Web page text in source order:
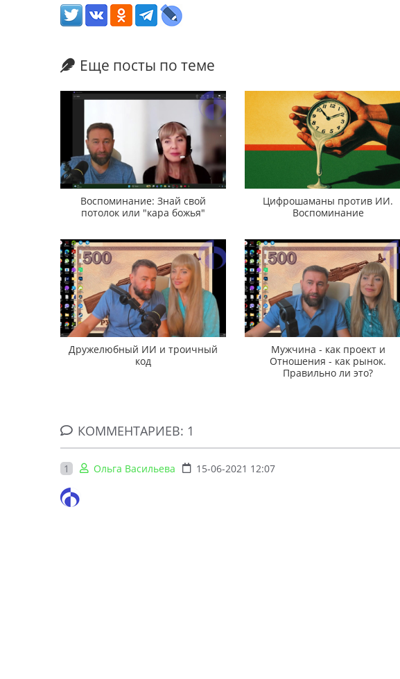
Еще посты по теме
Воспоминание: Знай свой
потолок или "кара божья"
Цифрошаманы против ИИ.
Воспоминание
Дружелюбный ИИ и троичный
код
Мужчина - как проект и
Отношения - как рынок.
Правильно ли это?
КОММЕНТАРИЕВ: 1
1 Ольга Васильева 15-06-2021 12:07